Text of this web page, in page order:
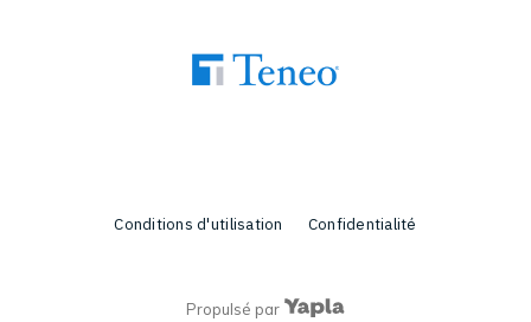
Conditions d'utilisation Confidentialité
Propulsé par